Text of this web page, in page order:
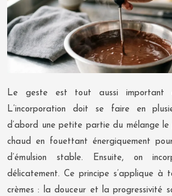
Le geste est tout aussi important
L’incorporation doit se faire en
d’abord une petite partie du mélange
chaud en fouettant énergiquement
d’émulsion stable. Ensuite, on
délicatement. Ce principe s’applique à
crèmes : la douceur et la progressivité